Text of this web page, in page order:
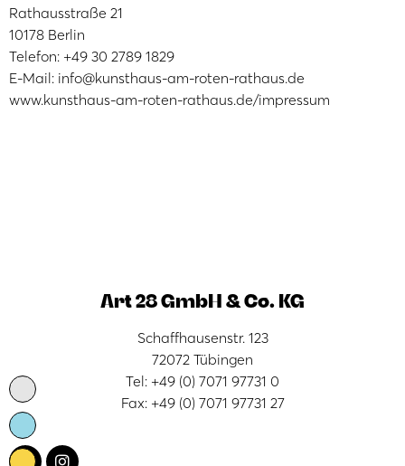
Rathausstraße 21
10178 Berlin
Telefon: +49 30 2789 1829
E-Mail: info@kunsthaus-am-roten-rathaus.de
www.kunsthaus-am-roten-rathaus.de/impressum
Art 28 GmbH & Co. KG
Schaffhausenstr. 123
72072 Tübingen
Tel: +49 (0) 7071 97731 0
Fax: +49 (0) 7071 97731 27